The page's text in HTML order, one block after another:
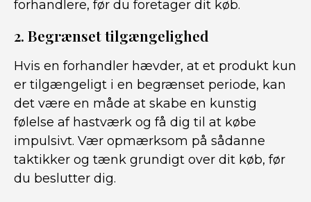
forhandlere, før du foretager dit køb.
2. Begrænset tilgængelighed
Hvis en forhandler hævder, at et produkt kun
er tilgængeligt i en begrænset periode, kan
det være en måde at skabe en kunstig
følelse af hastværk og få dig til at købe
impulsivt. Vær opmærksom på sådanne
taktikker og tænk grundigt over dit køb, før
du beslutter dig.